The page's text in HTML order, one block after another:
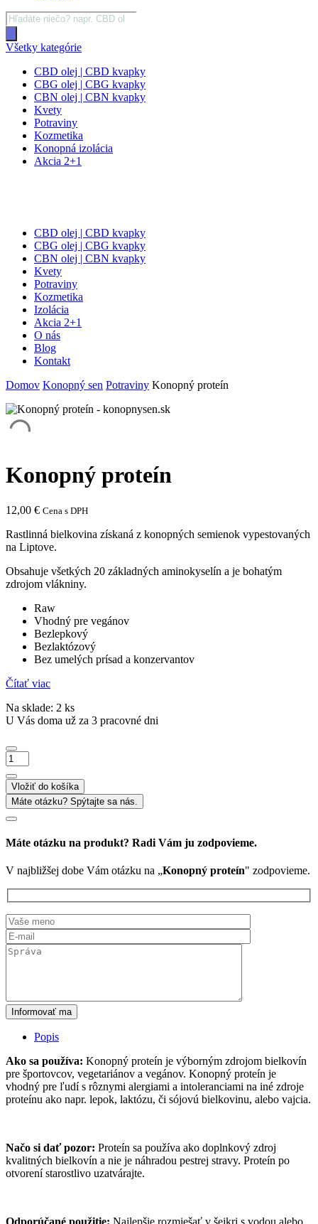
Products
search
Všetky kategórie
CBD olej | CBD kvapky
CBG olej | CBG kvapky
CBN olej | CBN kvapky
Kvety
Potraviny
Kozmetika
Konopná izolácia
Akcia 2+1
CBD olej | CBD kvapky
CBG olej | CBG kvapky
CBN olej | CBN kvapky
Kvety
Potraviny
Kozmetika
Izolácia
Akcia 2+1
O nás
Blog
Kontakt
Domov Konopný sen Potraviny Konopný proteín
Konopný proteín
12,00 € Cena s DPH
Rastlinná bielkovina získaná z konopných semienok vypestovaných
na Liptove.
Obsahuje všetkých 20 základných aminokyselín a je bohatým
zdrojom vlákniny.
Raw
Vhodný pre vegánov
Bezlepkový
Bezlaktózový
Bez umelých prísad a konzervantov
Čítať viac
Na sklade: 2 ks
U Vás doma už za 3 pracovné dni
množstvo
Konopný
proteín
Vložiť do košíka
Máte otázku? Spýtajte sa nás.
Máte otázku na produkt? Radi Vám ju zodpovieme.
V najbližšej dobe Vám otázku na „Konopný proteín" zodpovieme.
Informovať ma
Popis
Ako sa používa: Konopný proteín je výborným zdrojom bielkovín
pre športovcov, vegetariánov a vegánov. Konopný proteín je
vhodný pre ľudí s rôznymi alergiami a intoleranciami na iné zdroje
proteínu ako napr. lepok, laktózu, či sójovú bielkovinu, alebo vajcia.
Načo si dať pozor: Proteín sa používa ako doplnkový zdroj
kvalitných bielkovín a nie je náhradou pestrej stravy. Proteín po
otvorení starostlivo uzatvárajte.
Odporúčané použitie: Najlepšie rozmiešať v šejkri s vodou alebo